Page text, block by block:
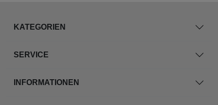
KATEGORIEN
SERVICE
INFORMATIONEN